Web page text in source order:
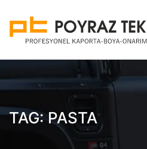
content
TAG: PASTA